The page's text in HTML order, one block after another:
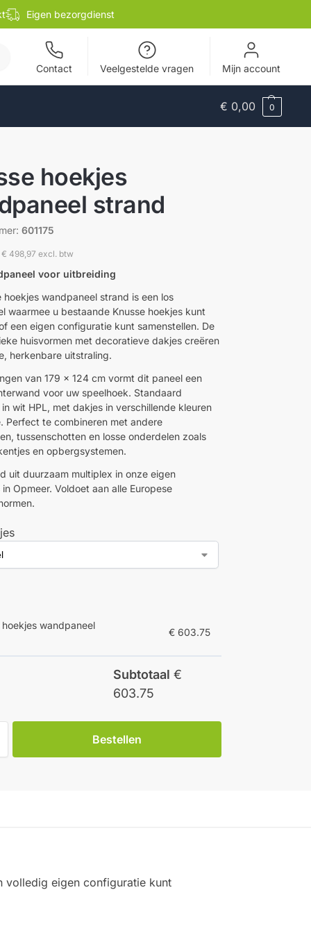
Eigen bezorgdienst
Contact Veelgestelde vragen Mijn account
€ 0,00 0
hoekjes
strand
601175
€ 498,97 excl. btw
voor uitbreiding
hoekjes wandpaneel strand is een los
waarmee u bestaande Knusse hoekjes kunt
een eigen configuratie kunt samenstellen. De
huisvormen met decoratieve dakjes creëren
herkenbare uitstraling.
van 179 x 124 cm vormt dit paneel een
voor uw speelhoek. Standaard
wit HPL, met dakjes in verschillende kleuren
Perfect te combineren met andere
tussenschotten en losse onderdelen zoals
en opbergsystemen.
uit duurzaam multiplex in onze eigen
Opmeer. Voldoet aan alle Europese
hoekjes wandpaneel
€ 603.75
Subtotaal €
603.75
Bestellen
volledig eigen configuratie kunt